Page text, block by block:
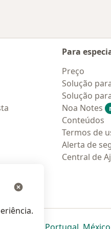
Para
Preço
Solução
Solução
Noa Notes
Conteúdos
Termos de
Alerta de
Central de
novo separador
abre num novo separador
abre num novo
abre